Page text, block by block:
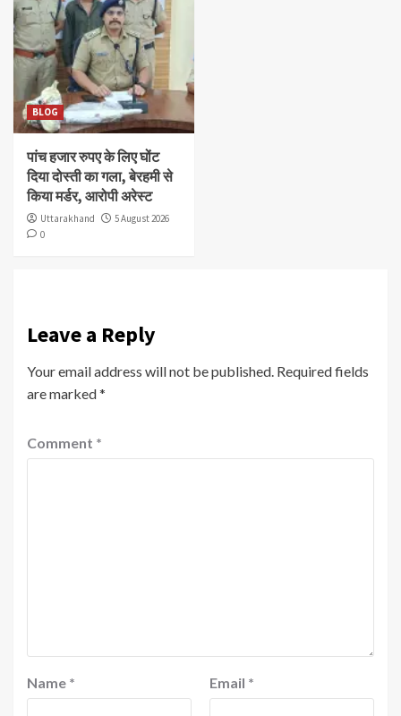
BLOG
पांच हजार रुपए के लिए घोंट
दिया दोस्ती का गला, बेरहमी से
किया मर्डर, आरोपी अरेस्ट
Uttarakhand
5 August 2026
0
Leave a Reply
Your email address will not be published. Required fields
are marked*
Comment *
Name * Email *